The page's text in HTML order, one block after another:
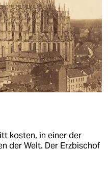
kosten, in einer der
der Welt. Der Erzbischof